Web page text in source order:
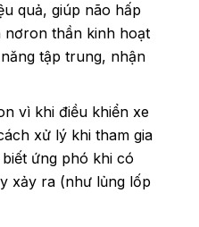
quả, giúp não hấp
thần kinh hoạt
tập trung, nhận
vì khi điều khiển xe
xử lý khi tham gia
ứng phó khi có
xảy ra (như lủng lốp